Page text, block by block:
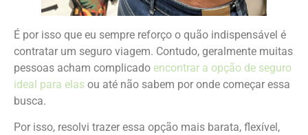
É por isso que eu sempre reforço o quão indispensável é
contratar um seguro viagem. Contudo, geralmente muitas
pessoas acham complicado encontrar a opção de seguro
ideal para elas ou até não sabem por onde começar essa
busca.
Por isso, resolvi trazer essa opção mais barata, flexível,